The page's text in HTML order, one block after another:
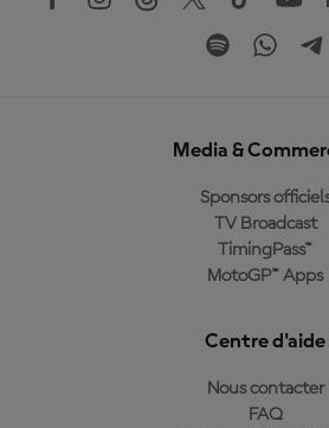
Media &
Sponsors
TV Broadcast
TimingPass™
MotoGP™ Apps
Centre d'aide
Nous contacter
FAQ